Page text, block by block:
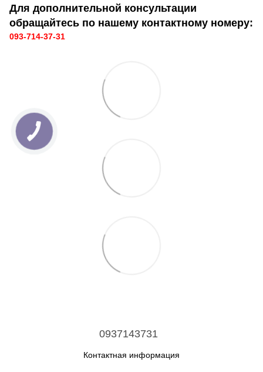
Для дополнительной консультации
обращайтесь по нашему контактному номеру:
093-714-37-31
0937143731
Контактная информация